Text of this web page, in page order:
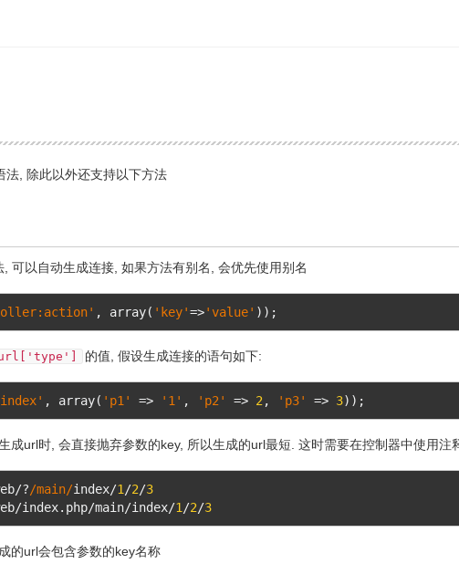
法, 除此以外还支持以下方法
, 可以自动生成连接, 如果方法有别名, 会优先使用别名
, array( 'key'=>'value' ));
的值, 假设生成连接的语句如下:
, array( 'p1' => '1' , 'p2' => 2 , 'p3' => 3));
成url时, 会直接抛弃参数的key, 所以生成的url最短. 这时需要在控制器中使用
/?/main/index/1 /2/3
/index. php/main/index/1 /2/3
的url会包含参数的key名称